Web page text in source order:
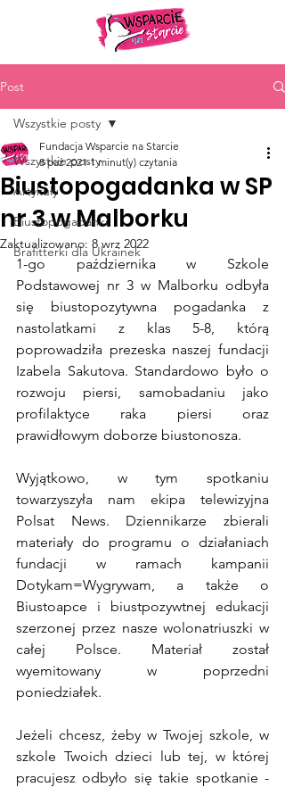
Post
Wszystkie posty
Artykuły
Biustopogadanki
Brafitterki dla Ukrainek
Wszystkie posty
Biustopogadanka w SP
nr 3 w Malborku
Fundacja Wsparcie na Starcie
8 paź 2021 1 minut(y) czytania
Zaktualizowano: 8 wrz 2022
1-go października w Szkole
Podstawowej nr 3 w Malborku odbyła
się biustopozytywna pogadanka z
nastolatkami z klas 5-8, którą
poprowadziła prezeska naszej fundacji
Izabela Sakutova. Standardowo było o
rozwoju piersi, samobadaniu jako
profilaktyce raka piersi oraz
prawidłowym doborze biustonosza.
Wyjątkowo, w tym spotkaniu
towarzyszyła nam ekipa telewizyjna
Polsat News. Dziennikarze zbierali
materiały do programu o działaniach
fundacji w ramach kampanii
Dotykam=Wygrywam, a także o
Biustoapce i biustpozywtnej edukacji
szerzonej przez nasze wolonatriuszki w
całej Polsce. Materiał został
wyemitowany w poprzedni
poniedziałek.
Jeżeli chcesz, żeby w Twojej szkole, w
szkole Twoich dzieci lub tej, w której
pracujesz odbyło się takie spotkanie -